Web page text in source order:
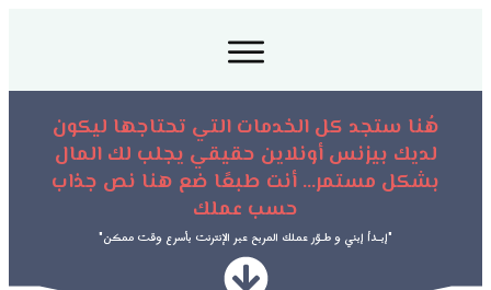
هُنا ستجد كل الخدمات التي تحتاجها ليكون
لديك بيزنس أونلاين حقيقي يجلب لك المال
بشكل مستمر... أنت طبعًا ضع هنا نص جذاب
حسب عملك
"إبــدأ إبني و طــوّر عملك المربح عبر الإنترنت بأسرع وقت ممكن"